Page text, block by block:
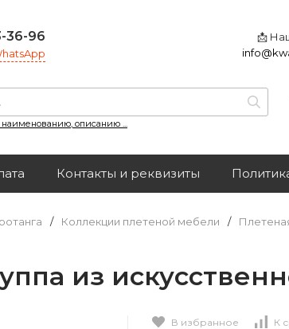
36-96
📩
наименованию, описанию ...
Контакты и реквизиты
/ Коллекции плетеной мебели /
из
В избранное К